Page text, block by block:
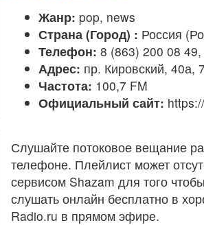
Жанр: pop, news
Страна (Город) : Россия
Телефон: 8 (863) 200 08
Адрес: пр. Кировский, 40а,
Частота: 100,7 FM
Официальный сайт:
Слушайте потоковое вещание
телефоне. Плейлист может
сервисом Shazam для того
слушать онлайн бесплатно в
Radio.ru в прямом эфире.